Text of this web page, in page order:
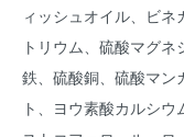
ィッシュオイル、ビ
トリウム、硫酸マグ
鉄、硫酸銅、硫酸マン
ト、ヨウ素酸カルシ